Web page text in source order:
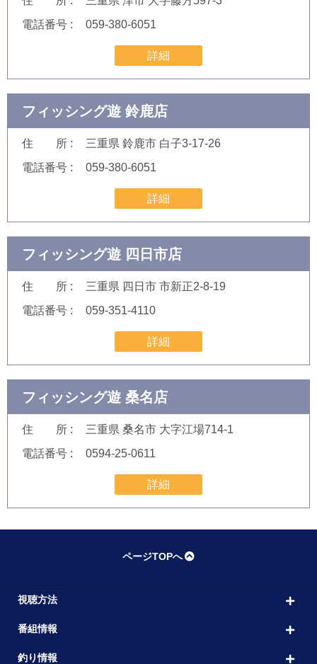
電話番号
059-380-6051
詳細
フィッシング遊 鈴鹿店
住 所
三重県 鈴鹿市 白子3-17-26
電話番号
059-380-6051
詳細
フィッシング遊 四日市店
住 所
三重県 四日市 市新正2-8-19
電話番号
059-351-4110
詳細
フィッシング遊 桑名店
住 所
三重県 桑名市 大字江場714-1
電話番号
0594-25-0611
詳細
ページTOPへ
視聴方法
番組情報
釣り情報